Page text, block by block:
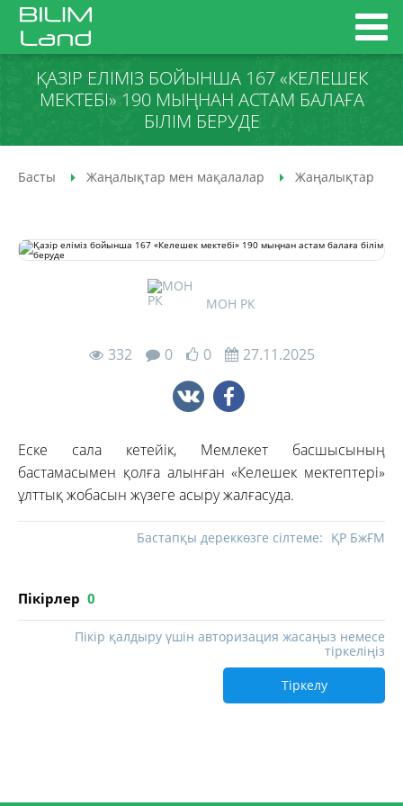
ҚАЗІР ЕЛІМІЗ БОЙЫНША 167 «КЕЛЕШЕК
МЕКТЕБІ» 190 МЫҢНАН АСТАМ БАЛАҒА
БІЛІМ БЕРУДЕ
Басты Жаңалықтар мен мақалалар Жаңалықтар
МОН РК
332 0 0 27.11.2025
Еске сала кетейік, Мемлекет басшысының
бастамасымен қолға алынған «Келешек мектептері»
ұлттық жобасын жүзеге асыру жалғасуда.
Бастапқы дереккөзге сілтеме: ҚР БжҒМ
Пікірлер 0
Пікір қалдыру үшін авторизация жасаңыз немесе
тіркеліңіз
Тіркелу